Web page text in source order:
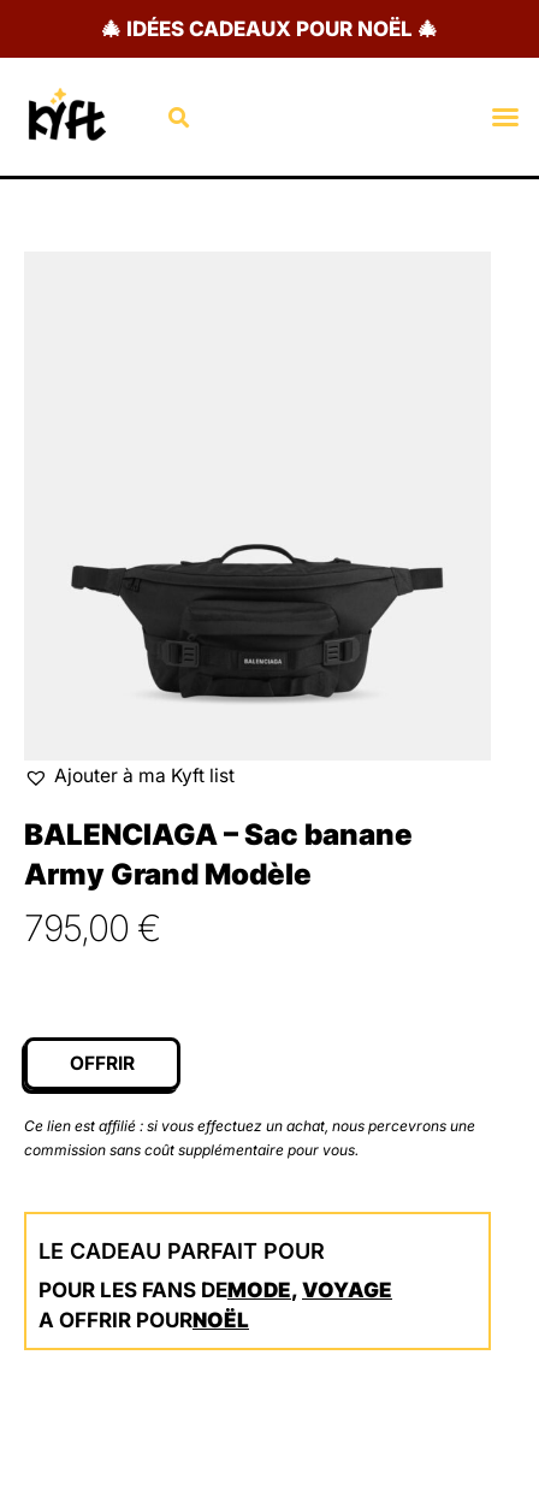
🎄 IDÉES CADEAUX POUR NOËL 🎄
Rechercher
Ajouter à ma Kyft list
BALENCIAGA – Sac banane
Army Grand Modèle
795,00 €
OFFRIR
Ce lien est affilié : si vous effectuez un achat, nous percevrons une
commission sans coût supplémentaire pour vous.
LE CADEAU PARFAIT POUR
POUR LES FANS DEMODE, VOYAGE
A OFFRIR POURNOËL